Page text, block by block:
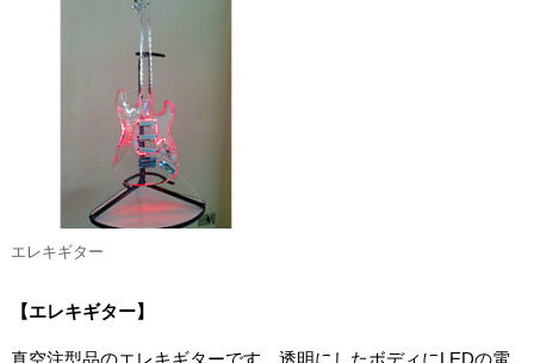
エレキギター
【エレキギター】
真空注型品のエレキギターです。透明にしたボディにLEDの電